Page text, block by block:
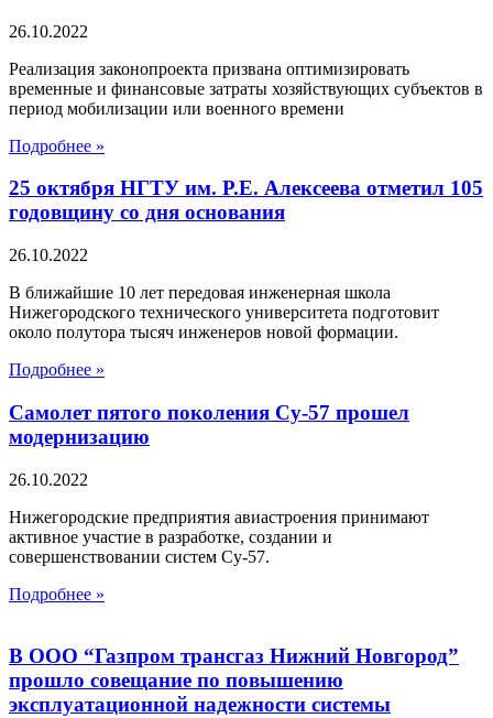
26.10.2022
Реализация законопроекта призвана оптимизировать
временные и финансовые затраты хозяйствующих субъектов в
период мобилизации или военного времени
Подробнее »
25 октября НГТУ им. Р.Е. Алексеева отметил 105
годовщину со дня основания
26.10.2022
В ближайшие 10 лет передовая инженерная школа
Нижегородского технического университета подготовит
около полутора тысяч инженеров новой формации.
Подробнее »
Самолет пятого поколения Су-57 прошел
модернизацию
26.10.2022
Нижегородские предприятия авиастроения принимают
активное участие в разработке, создании и
совершенствовании систем Су-57.
Подробнее »
В ООО “Газпром трансгаз Нижний Новгород”
прошло совещание по повышению
эксплуатационной надежности системы